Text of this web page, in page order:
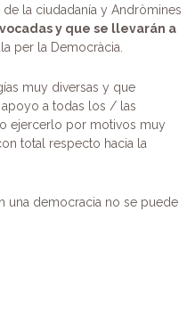
la ciudadanía y Andròmines
y que se llevarán a
per la Democràcia.
muy diversas y que
a todas los / las
ejercerlo por motivos muy
total respecto hacia la
una democracia no se puede